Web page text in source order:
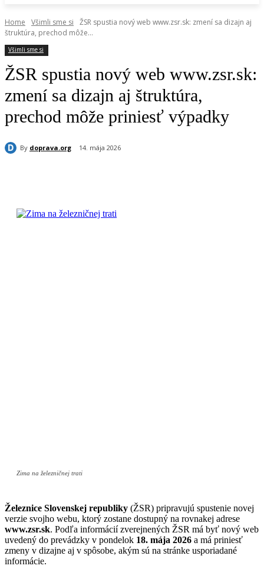
Home Všimli sme si
ŽSR spustia nový web www.zsr.sk: zmení sa dizajn aj
štruktúra, prechod môže...
Všimli sme si
ŽSR spustia nový web www.zsr.sk:
zmení sa dizajn aj štruktúra,
prechod môže priniesť výpadky
By doprava.org 14. mája 2026
Zima na železničnej trati
Železnice Slovenskej republiky (ŽSR) pripravujú spustenie novej
verzie svojho webu, ktorý zostane dostupný na rovnakej adrese
www.zsr.sk. Podľa informácií zverejnených ŽSR má byť nový web
uvedený do prevádzky v pondelok 18. mája 2026 a má priniesť
zmeny v dizajne aj v spôsobe, akým sú na stránke usporiadané
informácie.